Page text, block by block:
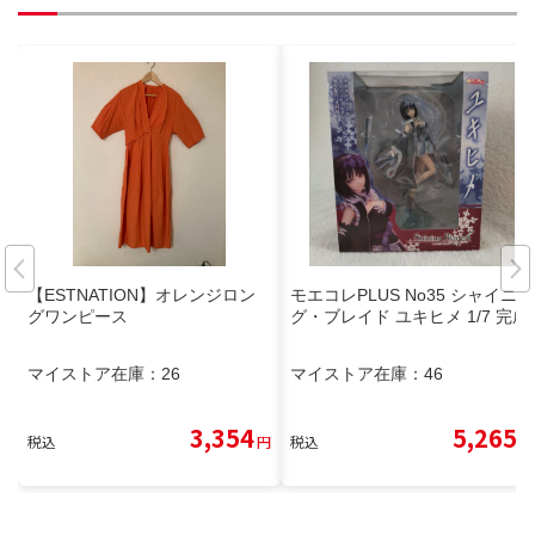
【ESTNATION】オレンジロン
グワンピース
マイストア在庫： 26
税込 3,354円
モエコレPLUS No35 シャイニン
グ・ブレイド ユキヒメ 1/7 完成
マイストア在庫： 46
税込 5,265